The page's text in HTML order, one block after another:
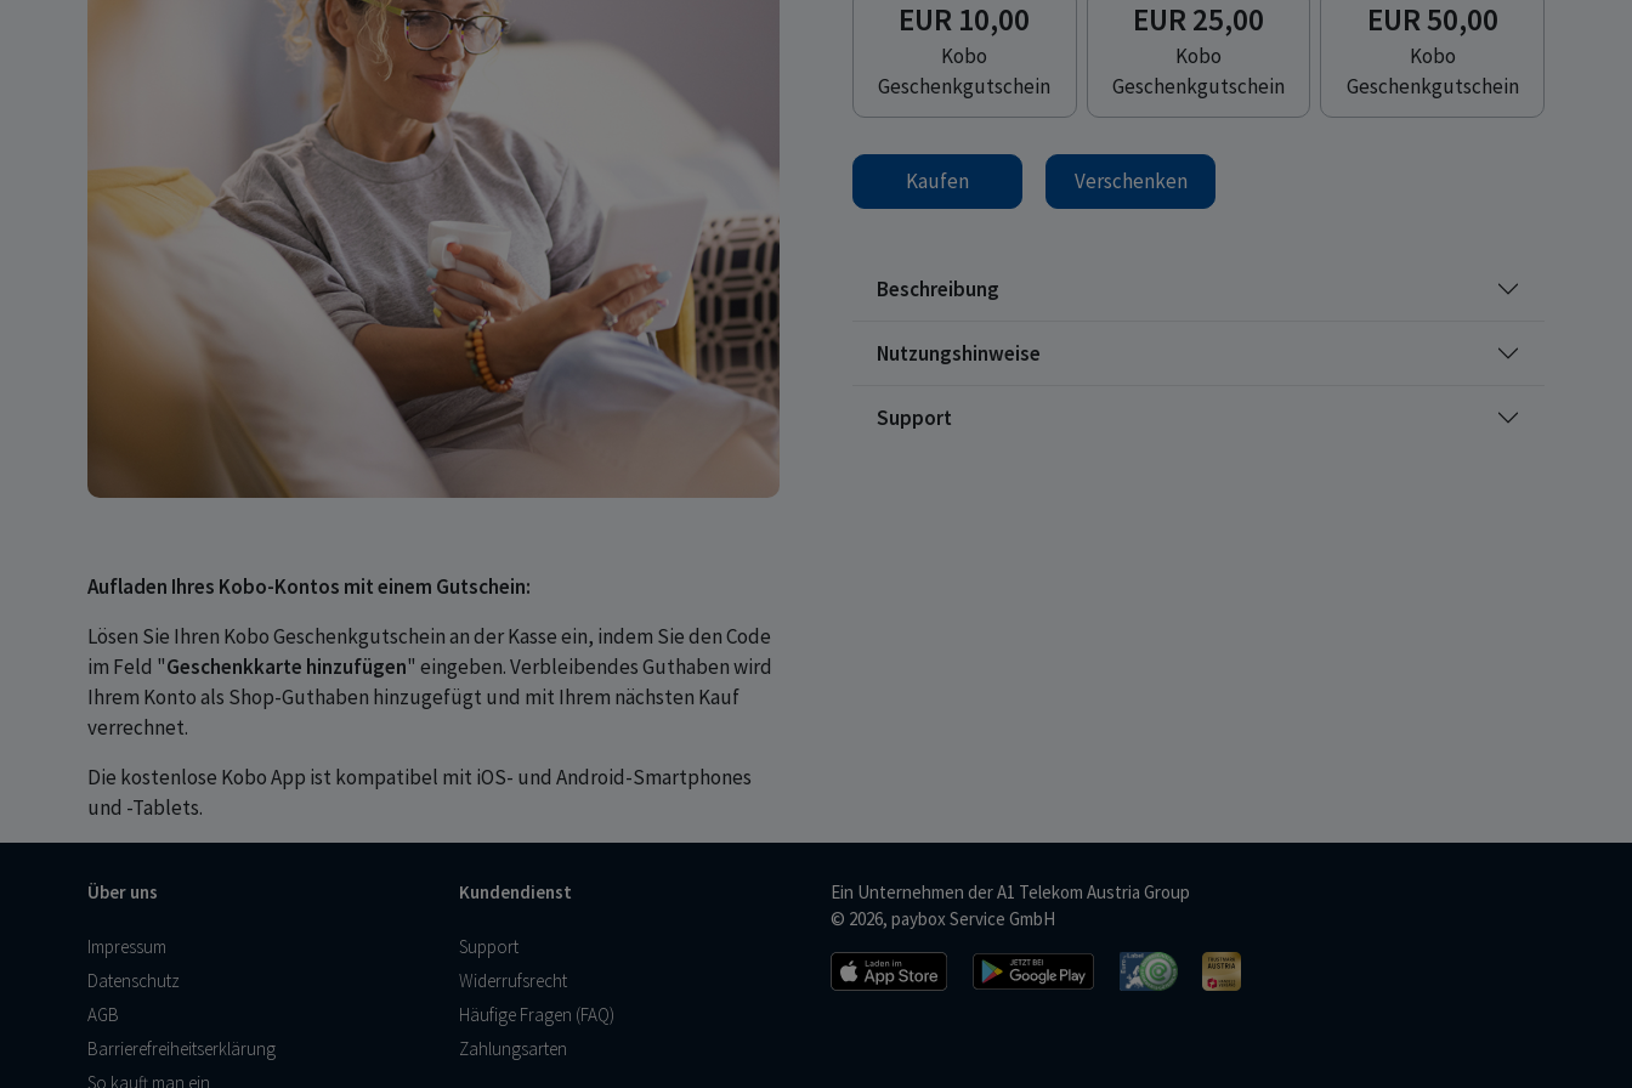
Produkt auswählen
EUR 10,00
Kobo
Geschenkgutschein
EUR 25,00
Kobo
Geschenkgutschein
EUR 50,00
Kobo
Geschenkgutschein
Kaufen Verschenken
Beschreibung
Nutzungshinweise
Support
Aufladen Ihres Kobo-Kontos mit einem Gutschein:
Lösen Sie Ihren Kobo Geschenkgutschein an der Kasse ein, indem Sie den Code
im Feld "Geschenkkarte hinzufügen" eingeben. Verbleibendes Guthaben wird
Ihrem Konto als Shop-Guthaben hinzugefügt und mit Ihrem nächsten Kauf
verrechnet.
Die kostenlose Kobo App ist kompatibel mit iOS- und Android-Smartphones
und -Tablets.
Über uns
Impressum
Datenschutz
AGB
Barrierefreiheitserklärung
So kauft man ein
Kundendienst
Support
Widerrufsrecht
Häufige Fragen (FAQ)
Zahlungsarten
Ein Unternehmen derA1 Telekom Austria Group
© 2026, paybox Service GmbH